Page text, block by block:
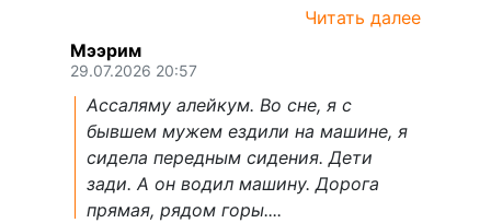
Читать далее
Мээрим
29.07.2026 20:57
Ассаляму алейкум. Во сне, я с
бывшем мужем ездили на машине, я
сидела передным сидения. Дети
зади. А он водил машину. Дорога
прямая, рядом горы....